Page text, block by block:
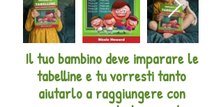
Il tuo bambino deve imparare le
tabelline e tu vorresti tanto
aiutarlo a raggiungere con